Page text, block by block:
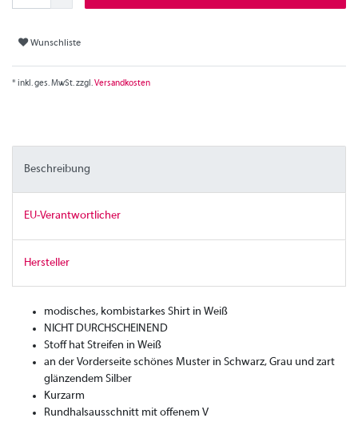
Wunschliste
* inkl. ges. MwSt. zzgl.Versandkosten
Beschreibung
EU-Verantwortlicher
Hersteller
modisches, kombistarkes Shirt in Weiß
NICHT DURCHSCHEINEND
Stoff hat Streifen in Weiß
an der Vorderseite schönes Muster in Schwarz, Grau und zart
glänzendem Silber
Kurzarm
Rundhalsausschnitt mit offenem V